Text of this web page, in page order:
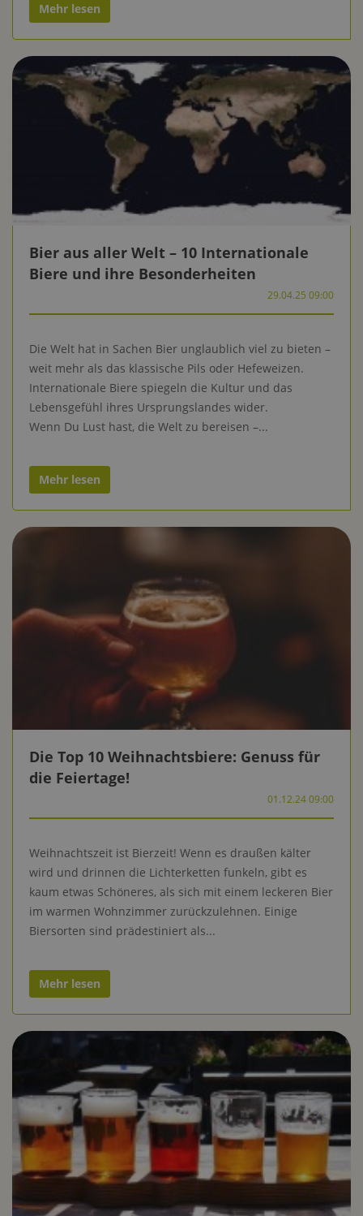
Mehr lesen
Bier aus aller Welt – 10 Internationale
Biere und ihre Besonderheiten
29.04.25 09:00
Die Welt hat in Sachen Bier unglaublich viel zu bieten –
weit mehr als das klassische Pils oder Hefeweizen.
Internationale Biere spiegeln die Kultur und das
Lebensgefühl ihres Ursprungslandes wider.
Wenn Du Lust hast, die Welt zu bereisen –...
Mehr lesen
Die Top 10 Weihnachtsbiere: Genuss für
die Feiertage!
01.12.24 09:00
Weihnachtszeit ist Bierzeit! Wenn es draußen kälter
wird und drinnen die Lichterketten funkeln, gibt es
kaum etwas Schöneres, als sich mit einem leckeren Bier
im warmen Wohnzimmer zurückzulehnen. Einige
Biersorten sind prädestiniert als...
Mehr lesen